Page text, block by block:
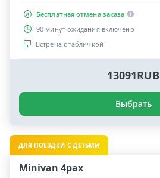
Бесплатная отмена заказа
90 минут ожидания включено
Встреча с табличкой
13091RUB
Выбрать
ДЛЯ ПОЕЗДКИ С ДЕТЬМИ
Minivan 4pax